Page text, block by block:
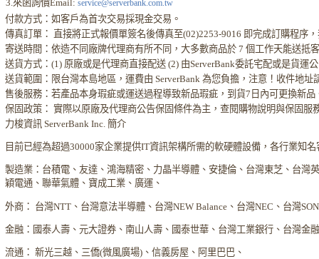
3.來函詢價Email: service@serverbank.com.tw
付款方式：如客戶為首次交易採現金交易。
傳真訂單： 直接將正式報價單簽名後傳真至(02)2253-9016 即完成訂購程序
寄送時間：依造不同廠牌代理商有所不同，大多數商品於 7 個工作天能送抵
送貨方式：(1) 原廠或是代理商直接配送 (2) 由ServerBank委託宅配或是貨運
送貨範圍：限台灣本島地區，運費由 ServerBank 為您負擔，注意！收件地址
售後服務：若產品本身瑕疵或運送過程導致新品瑕疵，到貨7日內可更換新品
保固政策： 實際以原廠及代理商公告保固條件為主，查閱購物說明與保固服
力梭資訊 ServerBank Inc. 簡介
目前已經為超過30000家企業提供IT資訊架構所需的軟硬體設備，各行業知名
製造業：台積電、友達、鴻海精密、力晶半導體、安捷倫、台灣東芝、台
穎電通、聯華氣體、寶成工業、廣運、
外商： 台灣NTT、台灣意法半導體、台灣NEW Balance、台灣NEC、台灣
金融：國泰人壽、元大證券、南山人壽、國泰世華、台灣工業銀行、台灣
流通： 新光三越、三僑(微風廣場)、信義房屋、阿里巴巴、